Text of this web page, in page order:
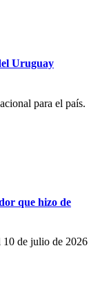
Uruguay
para el país.
que hizo de
de julio de 2026